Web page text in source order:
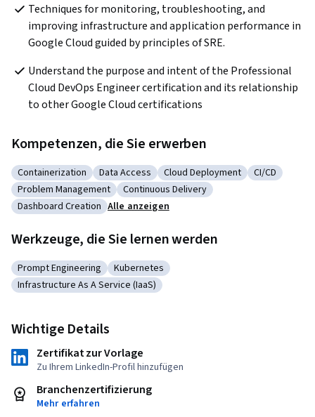
Techniques for monitoring, troubleshooting, and
improving infrastructure and application performance in
Google Cloud guided by principles of SRE.
Understand the purpose and intent of the Professional
Cloud DevOps Engineer certification and its relationship
to other Google Cloud certifications
Kompetenzen, die Sie erwerben
Kategorie: Containerization
Containerization Kategorie: Data Access
Data Access Kategorie: Cloud Deployment
Cloud Deployment Kategorie:
CI/CD
Kategorie: Problem Management
Problem Management Kategorie: Continuous Delivery
Continuous Delivery
Kategorie: Dashboard Creation
Dashboard Creation Alle anzeigen
Werkzeuge, die Sie lernen werden
Kategorie: Prompt Engineering
Prompt Engineering Kategorie: Kubernetes
Kubernetes
Kategorie: Infrastructure As A Service (IaaS)
Infrastructure As A Service (IaaS)
Wichtige Details
Zertifikat zur Vorlage
Zu Ihrem LinkedIn-Profil hinzufügen
Branchenzertifizierung
Mehr erfahren